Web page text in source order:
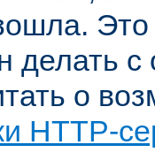
Это
делать
о
HTTP-